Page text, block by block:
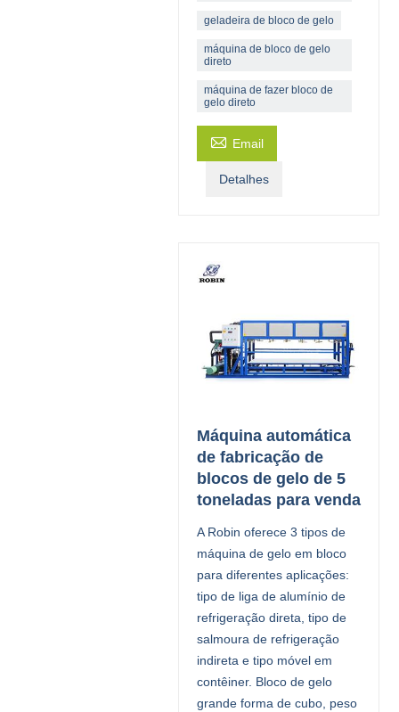
geladeira de bloco de gelo
máquina de bloco de gelo
direto
máquina de fazer bloco de
gelo direto
 Email
Detalhes
Máquina automática
de fabricação de
blocos de gelo de 5
toneladas para venda
A Robin oferece 3 tipos de
máquina de gelo em bloco
para diferentes aplicações:
tipo de liga de alumínio de
refrigeração direta, tipo de
salmoura de refrigeração
indireta e tipo móvel em
contêiner. Bloco de gelo
grande forma de cubo, peso